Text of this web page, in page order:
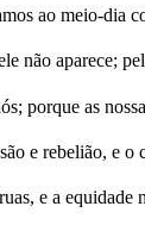
ao meio-dia
não aparece;
porque as
e rebelião, e
e a equidade